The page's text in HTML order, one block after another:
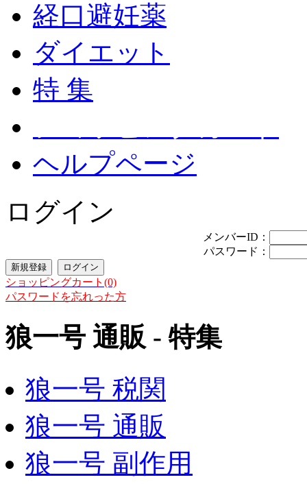
経口避妊薬
ダイエット
特 集
ヘルプページ
ログイン
メンバーID：
パスワード：
ショッピングカート(0)
パスワードを忘れった方
狼一号 通販 - 特集
狼一号 税関
狼一号 通販
狼一号 副作用